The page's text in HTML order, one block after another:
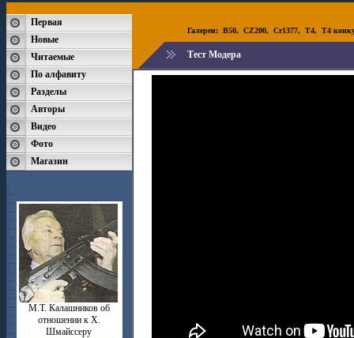
Первая
Новые
Читаемые
По алфавиту
Разделы
Авторы
Видео
Фото
Магазин
М.Т. Калашников об
отношении к Х.
Шмайссеру
Галереи: B50, CZ200, Cr1377, T4, T4
Тест Модера